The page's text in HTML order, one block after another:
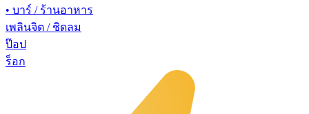
• บาร์ / ร้านอาหาร
เพลินจิต / ชิดลม
ป๊อป
ร็อก